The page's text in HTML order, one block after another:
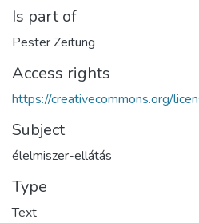
Is part of
Pester Zeitung
Access rights
https://creativecommons.org/
Subject
élelmiszer-ellátás
Type
Text